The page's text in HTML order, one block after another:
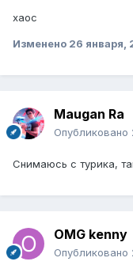
хаос
Изменено 26 января,
Maugan Ra
Опубликовано
Снимаюсь с турика,
OMG kenny
Опубликовано